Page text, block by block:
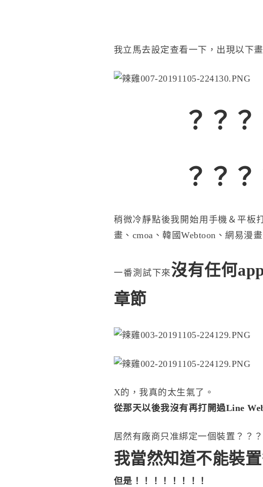
我立馬去設定查看一下，出現以下
？？
？？
稍微冷靜點後我開始用手機＆平板
畫、cmoa、韓國Webtoon、網易漫
一番測試下來沒有任何
章節
X的，我真的太生氣了。
從那天以後我沒有再打開過Line
居然有廠商只准綁定一個裝置？？
我當然知道不能裝
但是！！！！！！！！